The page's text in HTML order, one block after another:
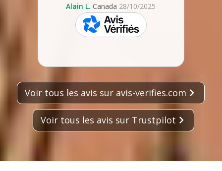
Alain L. Canada 28/10/2025
skeepers
Voir tous les avis sur avis-verifies.com
Voir tous les avis sur Trustpilot